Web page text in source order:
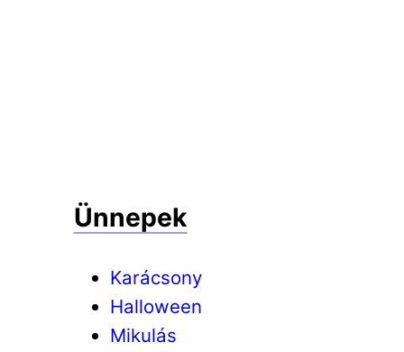
Ünnepek
Karácsony
Halloween
Mikulás